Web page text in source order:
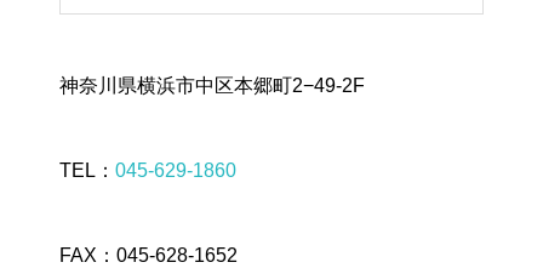
神奈川県横浜市中区本郷町2−49-2F
TEL： 045-629-1860
FAX：045-628-1652